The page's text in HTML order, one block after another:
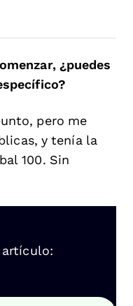
¿puedes
pero me
y tenía la
100. Sin
artículo: